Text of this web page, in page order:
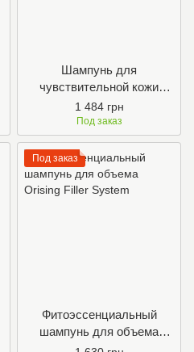
Шампунь для
чувствительной кожи
головы. 240 мл
1 484 грн
Под заказ
Под заказ
Фитоэссенциальный
шампунь для объема
Orising Filler System